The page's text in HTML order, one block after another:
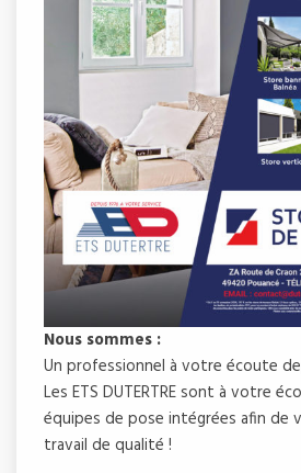
Nous sommes :
Un professionnel à votre écoute
Les ETS DUTERTRE sont à votre
équipes de pose intégrées afin de
travail de qualité !